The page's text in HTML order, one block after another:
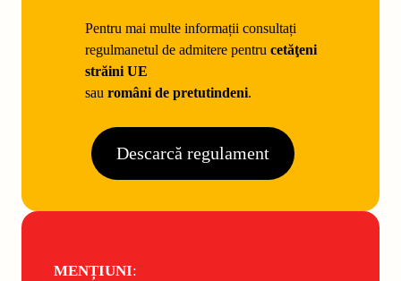
Pentru mai multe informații consultați
regulmanetul de admitere pentru cetăţeni
străini UE
sau români de pretutindeni.
Descarcă regulament
MENȚIUNI: